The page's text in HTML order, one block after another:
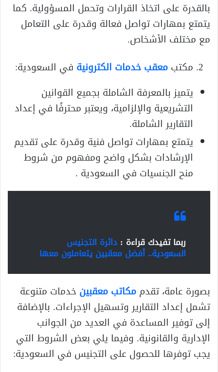
بالقدرة على اتخاذ القرارات وتحمل المسؤولية. كما
يتمتع بمهارات تواصل فعالة وقدرة على التعامل
مع مختلف الأشخاص.
مكتبمعقب خدمات الكترونية في السعودية:
يتميز بالمعرفة الشاملة بجميع القوانين
التشريعية والإلزامية، ويعتبر محترفًا في إعداد
التقارير الشاملة.
يتمتع بمهارات تواصل فنية وقدرة على تقديم
الإرشادات بشكل واضح ومفهوم من شروط
منح الجنسيات في السعودية .
ربما تفيدك قراءة : دائرة التجنيس
السعودية.. أفضل معقبين يتعاملون معها
بصورة عامة، تقدممكاتب معقبين خدمات متنوعة
تشمل إعداد التقارير وتسهيل الإجراءات. بالإضافة
إلى توفير المساعدة في العديد من الجوانب
الإدارية والقانونية. وفيما يلي بعض الشروط التي
يجب توفرها للحصول على التجنيس في السعودية: